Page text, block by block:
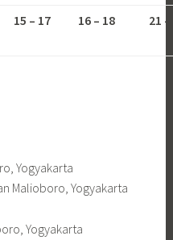
15 – 17 16 – 18 21
Yogyakarta
Malioboro, Yogyakarta
Yogyakarta